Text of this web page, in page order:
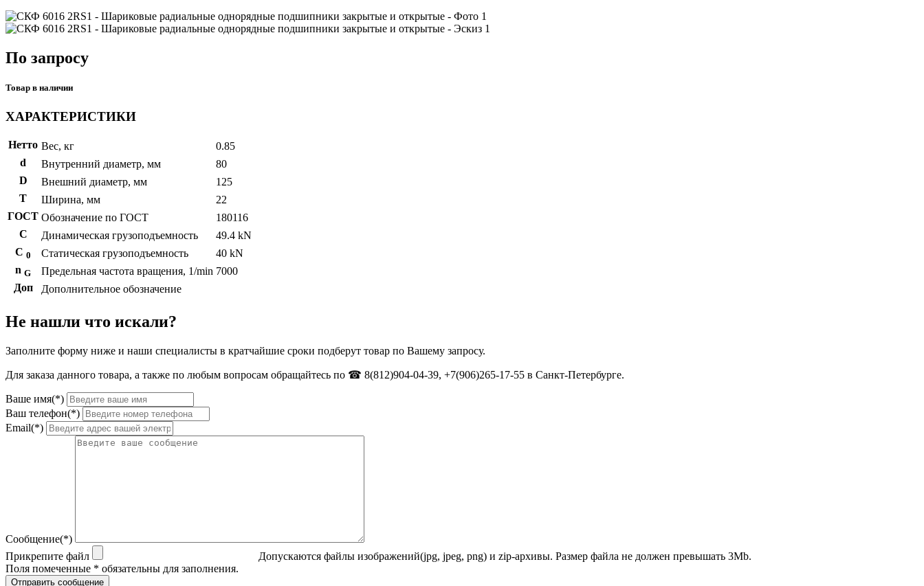
По запросу
Товар в наличии
ХАРАКТЕРИСТИКИ
Нетто Вес, кг
0.85
d
Внутренний диаметр, мм
80
D
Внешний диаметр, мм
125
T
Ширина, мм
22
ГОСТ Обозначение по ГОСТ
180116
C
Динамическая грузоподъемность
49.4 kN
С 0 Статическая грузоподъемность
40 kN
n G Предельная частота вращения, 1/min 7000
Доп
Дополнительное обозначение
Не нашли что искали?
Заполните форму ниже и наши специалисты в кратчайшие сроки подберут товар по Вашему запросу.
Для заказа данного товара, а также по любым вопросам обращайтесь по ☎ 8(812)904-04-39, +7(906)265-17-55 в Санкт-Петербурге.
Ваше имя(*)
Ваш телефон(*)
Email(*)
Сообщение(*)
Прикрепите файл
Допускаются файлы изображений(jpg, jpeg, png) и zip-архивы. Размер файла не должен превышать 3Mb.
Поля помеченные * обязательны для заполнения.
Отправить сообщение